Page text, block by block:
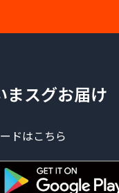
まスグお届け
ドはこちら